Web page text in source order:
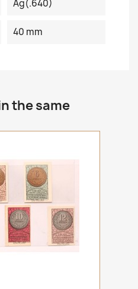
Ag(.640)
40 mm
the same